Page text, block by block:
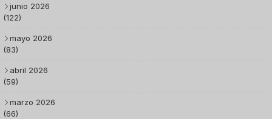
junio 2026
(122)
mayo 2026
(83)
abril 2026
(59)
marzo 2026
(66)